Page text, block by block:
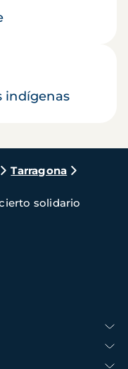
indígenas
Tarragona
solidario